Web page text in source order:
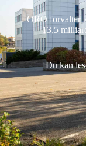
ORO forvalter
13,5
Du kan